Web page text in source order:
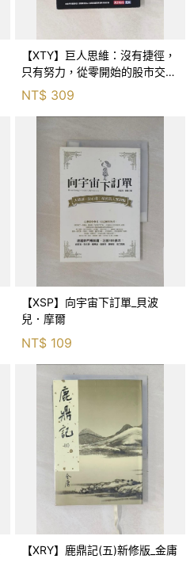
【XTY】巨人思維：沒有捷徑，
只有努力，從零開始的股市交易
員_巨人傑
NT$ 309
【XSP】向宇宙下訂單_貝波
兒．摩爾
NT$ 109
【XRY】鹿鼎記(五)新修版_金庸